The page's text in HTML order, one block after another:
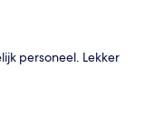
personeel. Lekker